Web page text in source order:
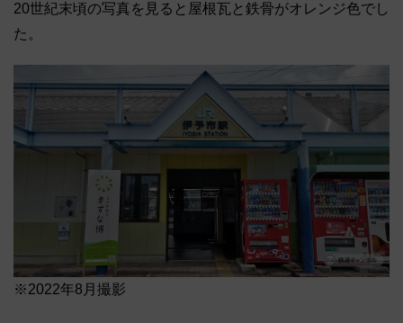
20世紀末頃の写真を見ると屋根瓦と鉄骨がオレンジ色でし
た。
※2022年8月撮影